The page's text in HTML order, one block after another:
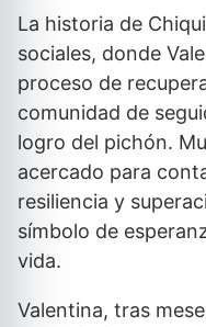
La historia de
sociales, donde
proceso de
comunidad de
logro del pichón.
acercado para
resiliencia y
símbolo de
vida.
Valentina, tras